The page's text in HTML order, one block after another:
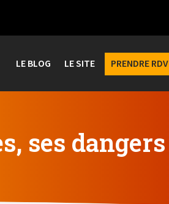
LE BLOG LE SITE PRENDRE RDV
ses dangers